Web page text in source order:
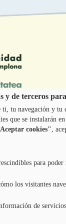
y de terceros
tu navegación y tu
que se instalarán
cookies",
para
los visitantes
de